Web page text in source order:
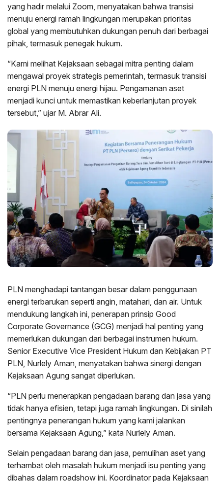
yang hadir melalui Zoom, menyatakan bahwa transisi
menuju energi ramah lingkungan merupakan prioritas
global yang membutuhkan dukungan penuh dari berbagai
pihak, termasuk penegak hukum.
“Kami melihat Kejaksaan sebagai mitra penting dalam
mengawal proyek strategis pemerintah, termasuk transisi
energi PLN menuju energi hijau. Pengamanan aset
menjadi kunci untuk memastikan keberlanjutan proyek
tersebut,” ujar M. Abrar Ali.
PLN menghadapi tantangan besar dalam penggunaan
energi terbarukan seperti angin, matahari, dan air. Untuk
mendukung langkah ini, penerapan prinsip Good
Corporate Governance (GCG) menjadi hal penting yang
memerlukan dukungan dari berbagai instrumen hukum.
Senior Executive Vice President Hukum dan Kebijakan PT
PLN, Nurlely Aman, menyatakan bahwa sinergi dengan
Kejaksaan Agung sangat diperlukan.
“PLN perlu menerapkan pengadaan barang dan jasa yang
tidak hanya efisien, tetapi juga ramah lingkungan. Di sinilah
pentingnya penerangan hukum yang kami jalankan
bersama Kejaksaan Agung,” kata Nurlely Aman.
Selain pengadaan barang dan jasa, pemulihan aset yang
terhambat oleh masalah hukum menjadi isu penting yang
dibahas dalam roadshow ini. Koordinator pada Kejaksaan